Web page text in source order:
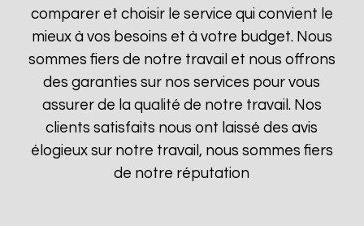
comparer et choisir le service qui convient le
mieux à vos besoins et à votre budget. Nous
sommes fiers de notre travail et nous offrons
des garanties sur nos services pour vous
assurer de la qualité de notre travail. Nos
clients satisfaits nous ont laissé des avis
élogieux sur notre travail, nous sommes fiers
de notre réputation